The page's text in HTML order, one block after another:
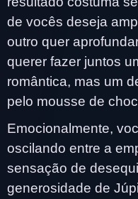
de vocês deseja
outro quer
querer fazer juntos
romântica, mas um
pelo mousse de
Emocionalmente,
oscilando entre a
sensação de
generosidade de